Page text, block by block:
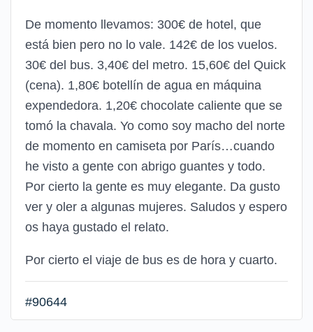
De momento llevamos: 300€ de hotel, que
está bien pero no lo vale. 142€ de los vuelos.
30€ del bus. 3,40€ del metro. 15,60€ del Quick
(cena). 1,80€ botellín de agua en máquina
expendedora. 1,20€ chocolate caliente que se
tomó la chavala. Yo como soy macho del norte
de momento en camiseta por París…cuando
he visto a gente con abrigo guantes y todo.
Por cierto la gente es muy elegante. Da gusto
ver y oler a algunas mujeres. Saludos y espero
os haya gustado el relato.
Por cierto el viaje de bus es de hora y cuarto.
#90644